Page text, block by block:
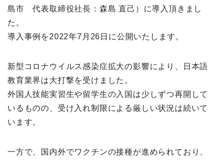
島市 代表取締役社長：森島 直己）に導入頂きまし
た。
導入事例を2022年7月26日に公開いたします。
新型コロナウイルス感染症拡大の影響により、日本語
教育業界は大打撃を受けました。
外国人技能実習生や留学生の入国は少しずつ再開して
いるものの、受け入れ制限による厳しい状況は続いて
います。
一方で、国内外でワクチンの接種が進められており、